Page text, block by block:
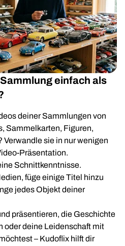
einfach als
deiner Sammlungen von
Sammelkarten, Figuren,
Verwandle sie in nur wenigen
Präsentation.
Schnittkenntnisse.
füge einige Titel hinzu
jedes Objekt deiner
präsentieren, die Geschichte
oder deine Leidenschaft mit
– Kudoflix hilft dir